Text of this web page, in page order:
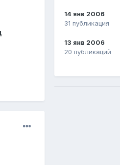
14 янв 2006
31 публикация
13 янв 2006
20 публикаций